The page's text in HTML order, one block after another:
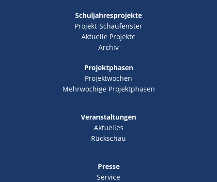
Schuljahresprojekte
Projekt-Schaufenster
Aktuelle Projekte
Archiv
Projektphasen
Projektwochen
Mehrwöchige Projektphasen
Veranstaltungen
Aktuelles
Rückschau
Presse
Service